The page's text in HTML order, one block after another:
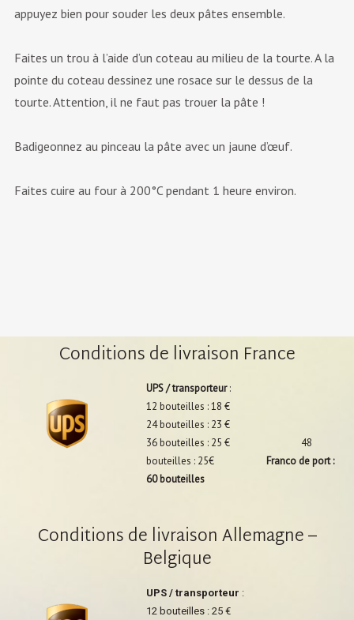
appuyez bien pour souder les deux pâtes ensemble.
Faites un trou à l’aide d’un coteau au milieu de la tourte. A la
pointe du coteau dessinez une rosace sur le dessus de la
tourte. Attention, il ne faut pas trouer la pâte !
Badigeonnez au pinceau la pâte avec un jaune d’œuf.
Faites cuire au four à 200°C pendant 1 heure environ.
Conditions de livraison France
UPS / transporteur:
12 bouteilles : 18 €
24 bouteilles : 23 €
36 bouteilles : 25 € 48
bouteilles : 25€
Franco de port :
60 bouteilles
Conditions de livraison Allemagne –
Belgique
UPS / transporteur :
12 bouteilles : 25 €